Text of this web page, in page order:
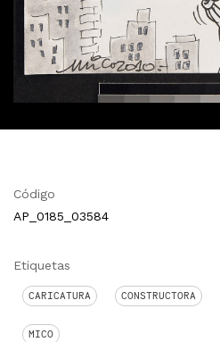
Código
AP_0185_03584
Etiquetas
CARICATURA CONSTRUCTORA
MICO